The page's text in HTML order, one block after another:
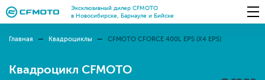
Эксклюзивный дилер CFMOTO
в Новосибирске, Барнауле и Бийске
Главная Квадроциклы CFMOTO CFORCE 400L EPS (X4 EPS)
Квадроцикл CFMOTO